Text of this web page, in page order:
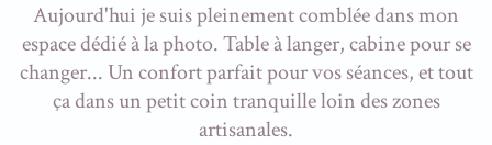
Aujourd'hui je suis pleinement comblée dans mon
espace dédié à la photo. Table à langer, cabine pour se
changer... Un confort parfait pour vos séances, et tout
ça dans un petit coin tranquille loin des zones
artisanales.